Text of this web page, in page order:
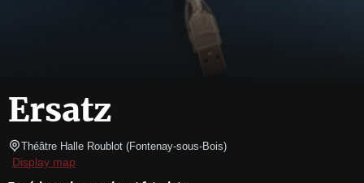
Ersatz
Théâtre Halle Roublot (Fontenay-sous-Bois)
Display map